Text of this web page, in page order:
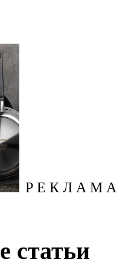
Р Е К Л А М А
статьи